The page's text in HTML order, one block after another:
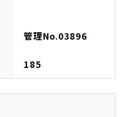
管理No.03896
185
浦和
加
座